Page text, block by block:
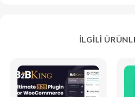
İLGILI